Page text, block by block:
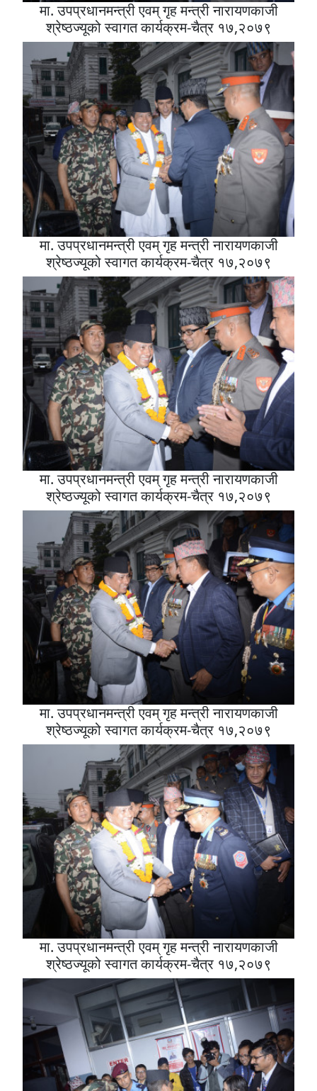
मा. उपप्रधानमन्त्री एवम् गृह मन्त्री नारायणकाजी
श्रेष्ठज्यूको स्वागत कार्यक्रम-चैत्र १७,२०७९
मा. उपप्रधानमन्त्री एवम् गृह मन्त्री नारायणकाजी
श्रेष्ठज्यूको स्वागत कार्यक्रम-चैत्र १७,२०७९
मा. उपप्रधानमन्त्री एवम् गृह मन्त्री नारायणकाजी
श्रेष्ठज्यूको स्वागत कार्यक्रम-चैत्र १७,२०७९
मा. उपप्रधानमन्त्री एवम् गृह मन्त्री नारायणकाजी
श्रेष्ठज्यूको स्वागत कार्यक्रम-चैत्र १७,२०७९
मा. उपप्रधानमन्त्री एवम् गृह मन्त्री नारायणकाजी
श्रेष्ठज्यूको स्वागत कार्यक्रम-चैत्र १७,२०७९